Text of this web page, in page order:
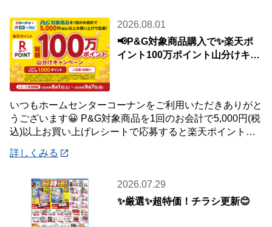
2026.08.01
📢P&G対象商品購入で✨楽天ポ
イント100万ポイント山分けキャ
いつもホームセンターコーナンをご利用いただきありがと
うございます😀 P&G対象商品を1回のお会計で5,000円(税
込)以上お買い上げレシートで応募すると楽天ポイント総
詳しくみる
2026.07.29
✨厳選✨超特価！チラシ更新😊